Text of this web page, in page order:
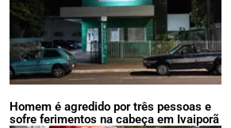
Homem é agredido por três pessoas e
sofre ferimentos na cabeça em Ivaiporã